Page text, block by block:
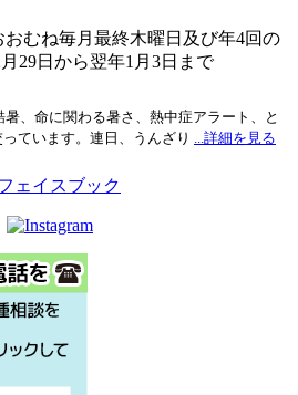
むね毎月最終木曜日及び年4回の
29日から翌年1月3日まで
、命に関わる暑さ、熱中症アラート、と
ています。連日、うんざり ...詳細を見る